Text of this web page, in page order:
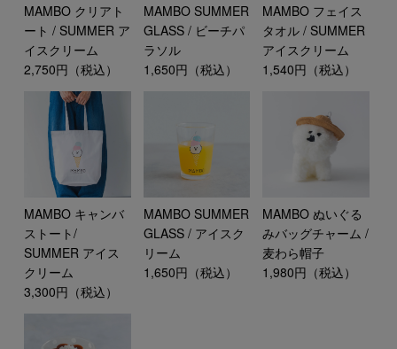
MAMBO クリアト
ート / SUMMER ア
イスクリーム
2,750円（税込）
MAMBO SUMMER
GLASS / ビーチパ
ラソル
1,650円（税込）
MAMBO フェイス
タオル / SUMMER
アイスクリーム
1,540円（税込）
MAMBO キャンバ
ストート/
SUMMER アイス
クリーム
3,300円（税込）
MAMBO SUMMER
GLASS / アイスク
リーム
1,650円（税込）
MAMBO ぬいぐる
みバッグチャーム /
麦わら帽子
1,980円（税込）